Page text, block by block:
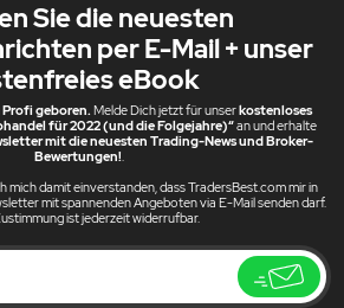
Sie die neuesten
per E-Mail + unser
eBook
Profi geboren. Melde Dich jetzt für unserkostenloses
für 2022 (und die Folgejahre)“an und erhalte
mit die neuesten Trading-News und Broker-
Bewertungen!
mich damit einverstanden, dass TradersBest.com mir in
mit spannenden Angeboten via E-Mail senden darf.
ist jederzeit widerrufbar.